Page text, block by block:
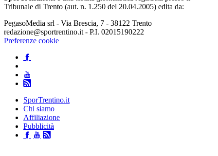
Tribunale di Trento (aut. n. 1.250 del 20.04.2005) edita da:
PegasoMedia srl - Via Brescia, 7 - 38122 Trento
redazione@sportrentino.it - P.I. 02015190222
Preferenze cookie
SporTrentino.it
Chi siamo
Affiliazione
Pubblicità